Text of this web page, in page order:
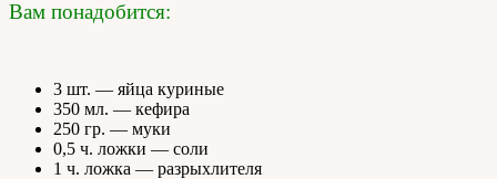
Вам понадобится:
3 шт. — яйца куриные
350 мл. — кефира
250 гр. — муки
0,5 ч. ложки — соли
1 ч. ложка — разрыхлителя